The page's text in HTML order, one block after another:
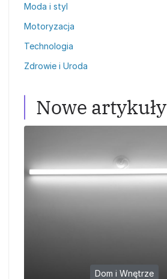
Moda i styl
Motoryzacja
Technologia
Zdrowie i Uroda
Nowe artykuły
Dom i Wnętrze